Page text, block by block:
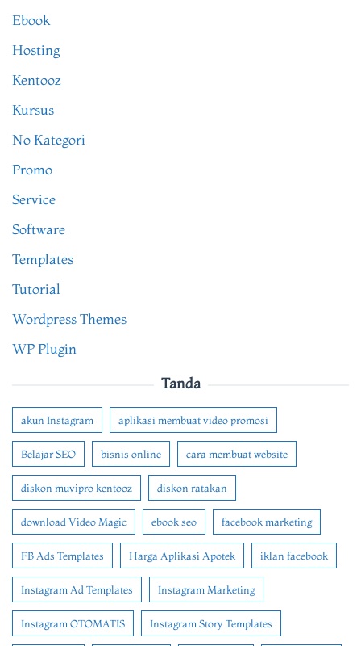
Ebook
Hosting
Kentooz
Kursus
No Kategori
Promo
Service
Software
Templates
Tutorial
Wordpress Themes
WP Plugin
Tanda
akun Instagram aplikasi membuat video promosi
Belajar SEO bisnis online cara membuat website
diskon muvipro kentooz diskon ratakan
download Video Magic ebook seo facebook marketing
FB Ads Templates Harga Aplikasi Apotek iklan facebook
Instagram Ad Templates Instagram Marketing
Instagram OTOMATIS Instagram Story Templates